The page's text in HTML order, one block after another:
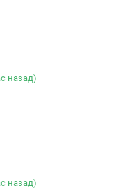
назад)
назад)